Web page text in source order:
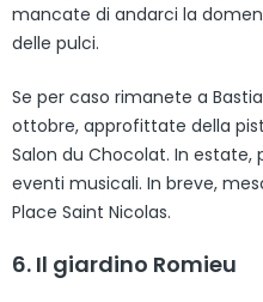
mancate di andarci la
delle pulci.
Se per caso rimanete a
ottobre, approfittate della
Salon du Chocolat. In
eventi musicali. In breve,
Place Saint Nicolas.
6. Il giardino Romieu